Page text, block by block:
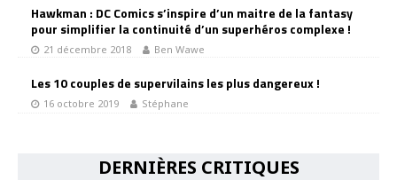
Hawkman : DC Comics s’inspire d’un maitre de la fantasy
pour simplifier la continuité d’un superhéros complexe !
21 décembre 2018 Ben Wawe
Les 10 couples de supervilains les plus dangereux !
16 octobre 2019 Stéphane
DERNIÈRES CRITIQUES